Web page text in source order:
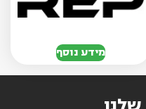
מידע נוסף